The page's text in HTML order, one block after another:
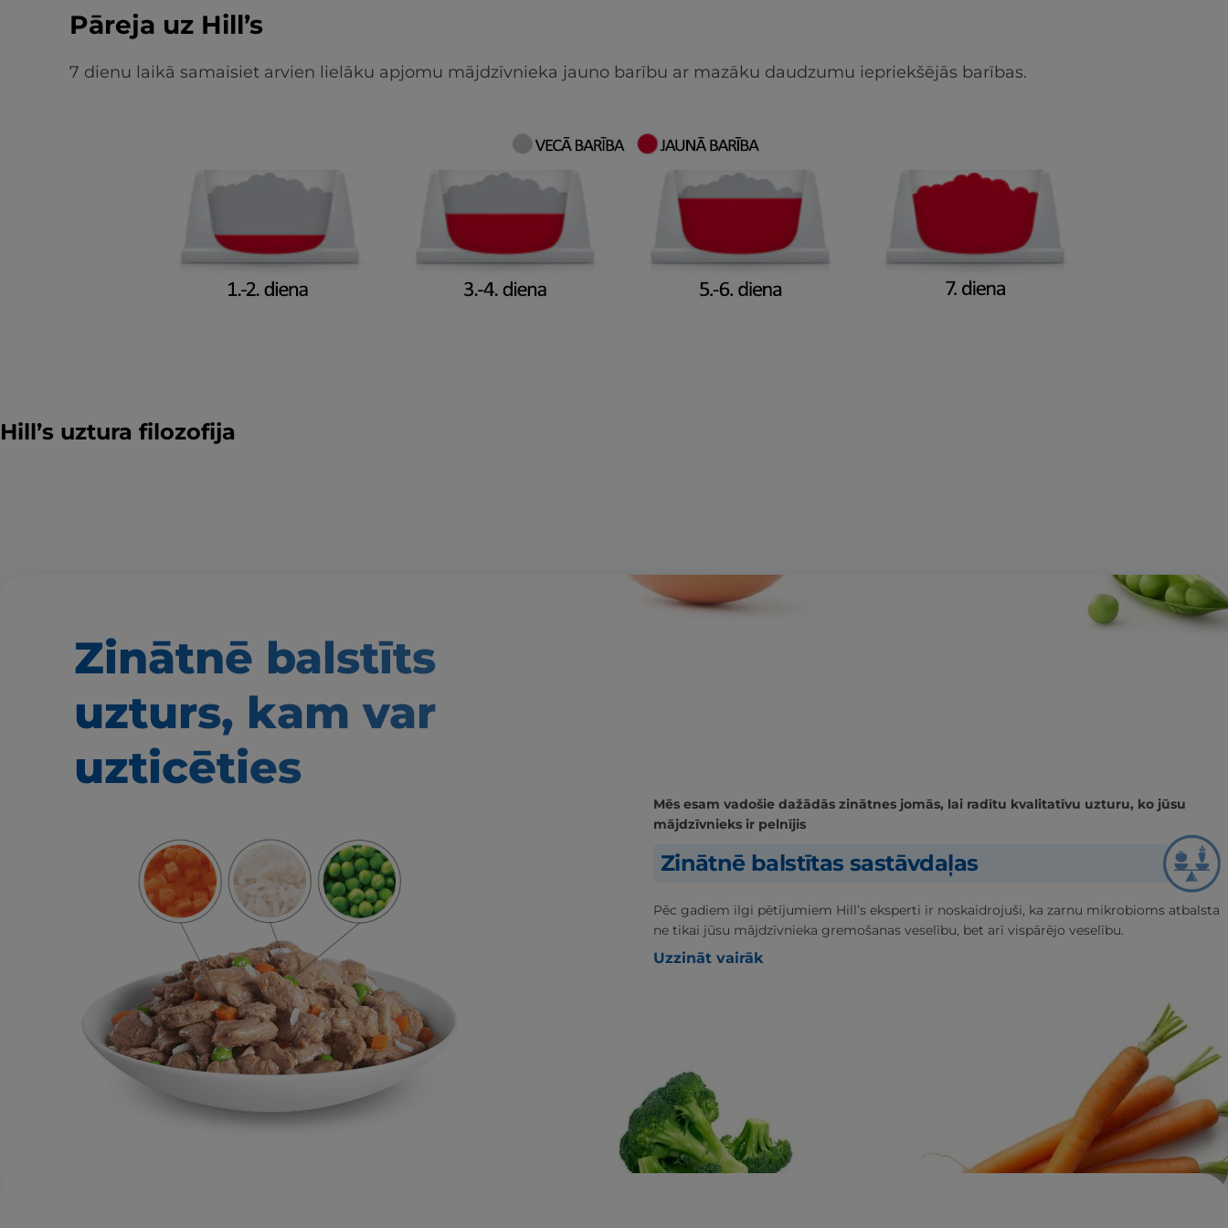
Pāreja uz Hill’s
7 dienu laikā samaisiet arvien lielāku apjomu mājdzīvnieka jauno barību ar mazāku daudzumu iepriekšējās barības.
Hill’s uztura filozofija
Zinātnē balstīts
uzturs, kam var
uzticēties
Mēs esam vadošie dažādās zinātnes jomās, lai radītu kvalitatīvu uzturu, ko jūsu
mājdzīvnieks ir pelnījis
Zinātnē balstītas sastāvdaļas
Pēc gadiem ilgi pētījumiem Hill’s eksperti ir noskaidrojuši, ka zarnu mikrobioms atbalsta
ne tikai jūsu mājdzīvnieka gremošanas veselību, bet arī vispārējo veselību.
Uzzināt vairāk